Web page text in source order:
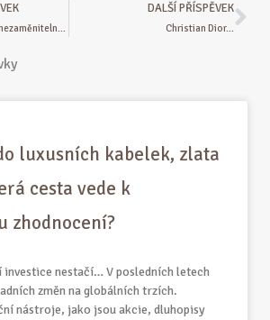
Prada: Ikona luxusu a nezaměnitelného stylu
DALŠÍ PŘÍSPĚVEK
Christian Dior…
luxusních kabelek, zlata
cesta vede k
zhodnocení?
investice nestačí… V posledních letech
změn na globálních trzích.
nástroje, jako jsou akcie, dluhopisy